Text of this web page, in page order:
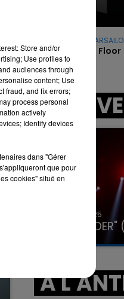
16h00 -
LA TEAM DU
OFENBACH &
Four To The Floor
LES
31 janvier 2025
GIMS
A
Store and/or
Use profiles to
audiences through
content; Use
fraud, and fix errors;
process personal
actively
Identify devices
dans "Gérer
que pour
cookies" situé en